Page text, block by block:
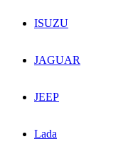
ISUZU
JAGUAR
JEEP
Lada